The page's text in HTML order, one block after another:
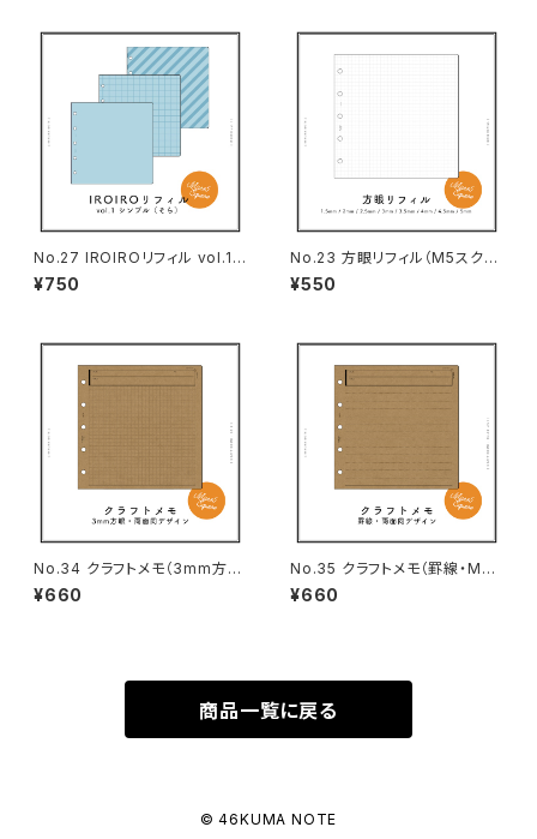
No.27 IROIROリフィル vol.1
シンプル（そら・M5スクエアサイ
ズ）
¥750
No.23 方眼リフィル（M5スクエ
アサイズ）
¥550
No.34 クラフトメモ（3mm方
眼・M5スクエアサイズ）
¥660
No.35 クラフトメモ（罫線・M5
スクエアサイズ）
¥660
商品一覧に戻る
© 46KUMA NOTE